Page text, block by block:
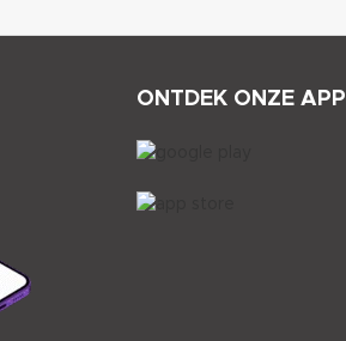
ONTDEK ONZE APP